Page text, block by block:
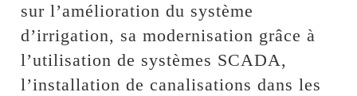
sur l’amélioration du système
d’irrigation, sa modernisation grâce à
l’utilisation de systèmes SCADA,
l’installation de canalisations dans les